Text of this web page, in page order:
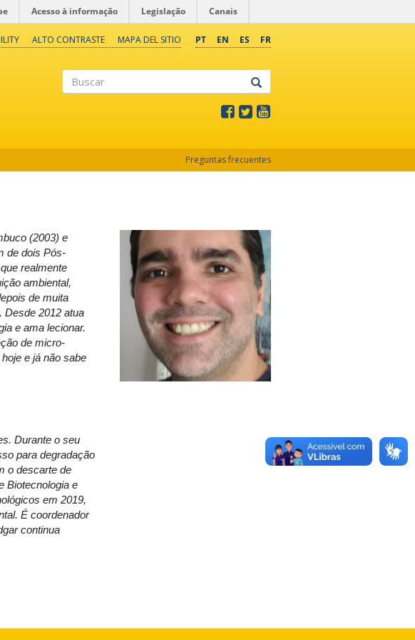
Acesso à informação Legislação Canais
PT EN ES FR
ALTO CONTRASTE MAPA DEL SITIO
Preguntas frecuentes
(2003) e
de dois Pós-
realmente
ambiental,
de muita
Desde 2012 atua
e ama lecionar.
de micro-
e já não sabe
Durante o seu
para degradação
o descarte de
Biotecnologia e
em 2019,
É coordenador
continua